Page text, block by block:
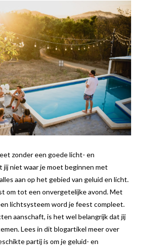
zonder een goede licht- en
niet waar je moet beginnen met
aan op het gebied van geluid en licht.
om tot een onvergetelijke avond. Met
lichtsysteem word je feest compleet.
aanschaft, is het wel belangrijk dat jij
Lees in dit blogartikel meer over
partij is om je geluid- en